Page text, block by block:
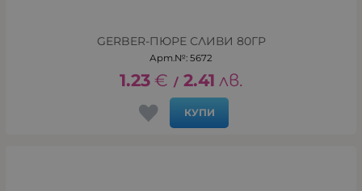
GERBER-ПЮРЕ СЛИВИ 80ГР
Арт.№: 5672
1.23 € / 2.41 лв.
КУПИ